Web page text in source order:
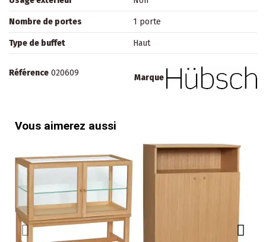
Nombre de portes 1 porte
Type de buffet Haut
Marque
Référence 020609
Vous aimerez aussi